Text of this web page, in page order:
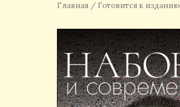
Главная / Готовится к изданию